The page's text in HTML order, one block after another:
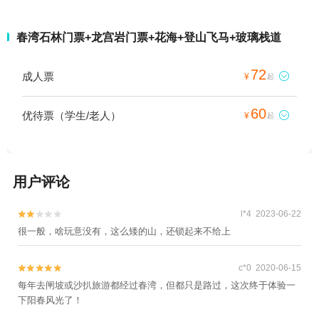
春湾石林门票+龙宫岩门票+花海+登山飞马+玻璃栈道
成人票 ¥ 72 起 
优待票（学生/老人） ¥ 60起 
用户评论

 l*4 2023-06-22
很一般，啥玩意没有，这么矮的山，还锁起来不给上

 c*0 2020-06-15
每年去闸坡或沙扒旅游都经过春湾，但都只是路过，这次终于体验一
下阳春风光了！